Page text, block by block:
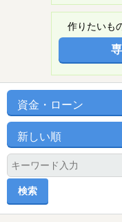
作りたいも